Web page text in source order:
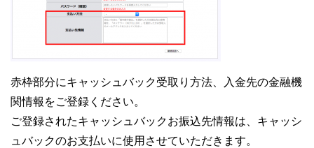
赤枠部分にキャッシュバック受取り方法、入金先の金融機
関情報をご登録ください。
ご登録されたキャッシュバックお振込先情報は、キャッシ
ュバックのお支払いに使用させていただきます。